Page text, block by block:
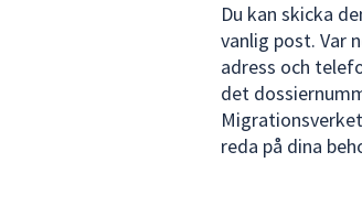
Du kan skicka
vanlig post. Var
adress och
det
reda på dina